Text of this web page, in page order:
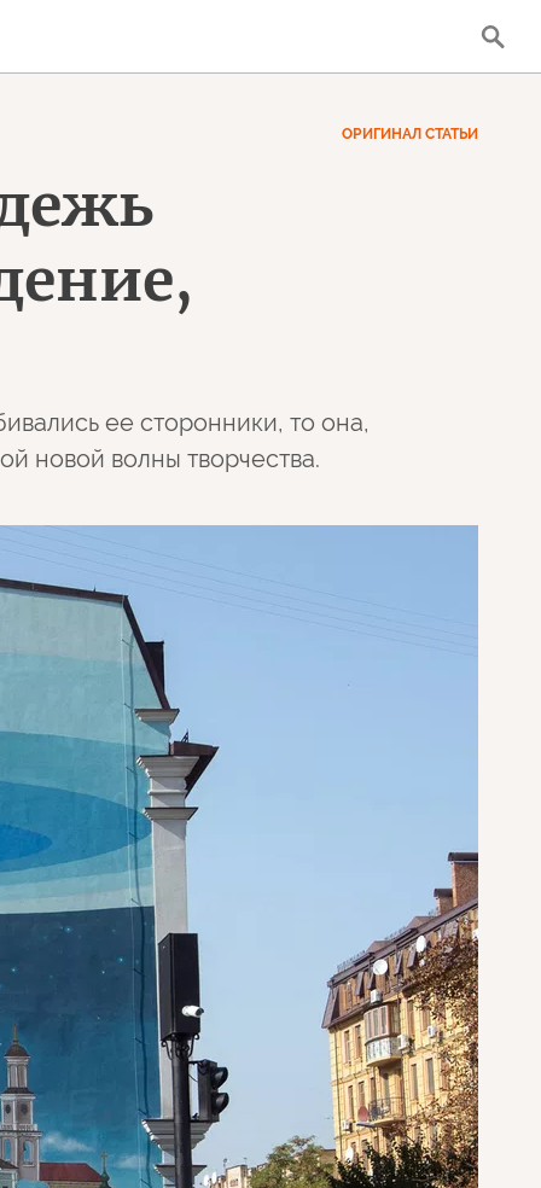
ОРИГИНАЛ СТАТЬИ
ее сторонники, то она,
новой волны творчества.